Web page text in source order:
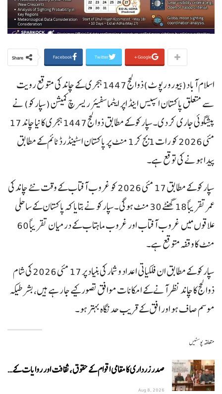
Share Facebook Twitter Google+
اسلام آباد(بیورو رپوٹ)ذوالحج 1447 ہجری کے چاند کی متوقع رویت
سے متعلق پاکستان اسپیس اینڈ اپر ایٹماسفیئر ریسرچ کمیشن (سپارکو) نے
پیشگوئی جاری کر دی۔سپارکو کے مطابق ذوالحج 1447 ہجری کا نیا چاند 17
مئی 2026 کو رات 1 بج کر 1 منٹ پر پاکستان اسٹینڈرڈ ٹائم کے مطابق
پیدا ہونے کی توقع ہے۔
سپارکو کے مطابق 17 مئی 2026 کو غروب آفتاب کے وقت نئے چاند کی
عمر تقریباً 18 گھنٹے 30 منٹ ہوگی۔سپارکو نے بتایا کہ پاکستان کے ساحلی
علاقوں میں غروب آفتاب اور غروب ماہتاب کے درمیان تقریباً 60
منٹ کا وقفہ متوقع ہے۔
سپارکو کے مطابق ان فلکیاتی اعداد و شمار کی بنیاد پر 17 مئی 2026 کی شام
ذوالحج کا چاند نظر آنے کے امکانات موافق تصور کیے جا رہے ہیں، بشرطیکہ
موسم صاف ہو اور افق کے قریب حد نگاہ بہتر ہو۔
متعلقہ پوسٹیں
صدر زرداری کا مقامی اقوام کے حقوق، ثقافت اور روایات کے…
Aug 8, 2026